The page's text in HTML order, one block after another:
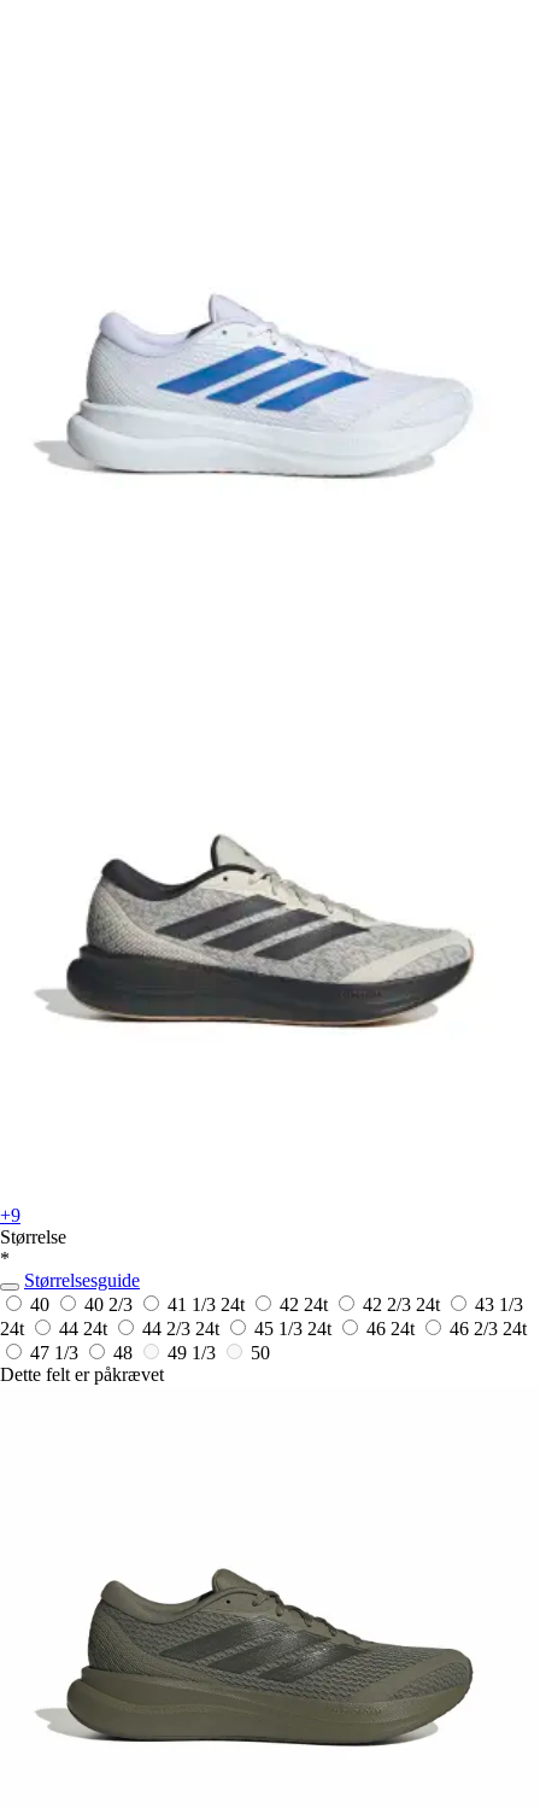
+9
Størrelse
*
Størrelsesguide
40
40 2/3 41 1/3 24t 42 24t 42 2/3 24t
43 1/3
24t
44 24t 44 2/3 24t 45 1/3 24t 46 24t 46 2/3 24t
47 1/3
48 49 1/3
50
Dette felt er påkrævet